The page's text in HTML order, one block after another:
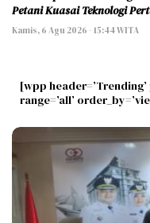
Petani Kuasai Teknologi
Kamis, 6 Agu 2026 - 15:44 WITA
[wpp
range=’all’